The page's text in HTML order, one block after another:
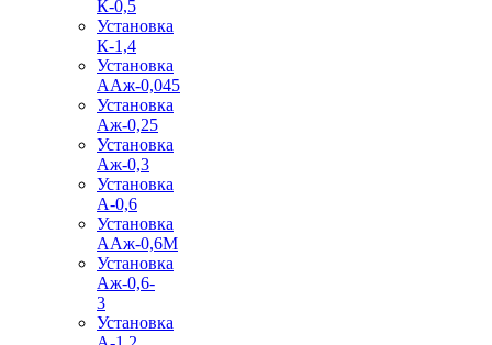
К-0,5
Установка
К-1,4
Установка
ААж-0,045
Установка
Аж-0,25
Установка
Аж-0,3
Установка
А-0,6
Установка
ААж-0,6М
Установка
Аж-0,6-
3
Установка